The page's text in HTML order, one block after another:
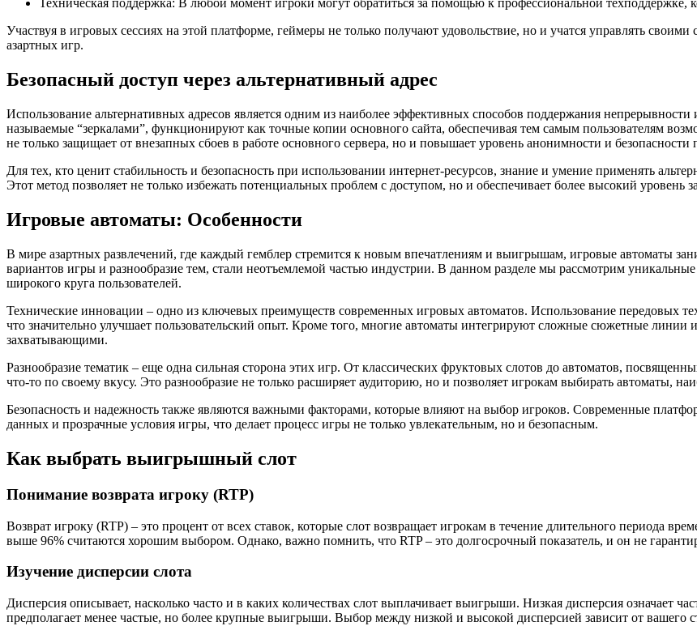
Техническая поддержка: В любой момент игроки могут обратиться за помощью к профессиональной
Участвуя в игровых сессиях на этой платформе, геймеры не только получают удовольствие, но и учатся управлять
азартных игр.
Безопасный доступ через альтернативный адрес
Использование альтернативных адресов является одним из наиболее эффективных способов поддержания
называемые “зеркалами”, функционируют как точные копии основного сайта, обеспечивая тем самым пользователям
не только защищает от внезапных сбоев в работе основного сервера, но и повышает уровень анонимности и безопасности
Для тех, кто ценит стабильность и безопасность при использовании интернет-ресурсов, знание и умение применять
Этот метод позволяет не только избежать потенциальных проблем с доступом, но и обеспечивает более высокий
Игровые автоматы: Особенности
В мире азартных развлечений, где каждый гемблер стремится к новым впечатлениям и выигрышам, игровые автоматы
вариантов игры и разнообразие тем, стали неотъемлемой частью индустрии. В данном разделе мы рассмотрим
широкого круга пользователей.
Технические инновации – одно из ключевых преимуществ современных игровых автоматов. Использование передовых
что значительно улучшает пользовательский опыт. Кроме того, многие автоматы интегрируют сложные сюжетные
захватывающими.
Разнообразие тематик – еще одна сильная сторона этих игр. От классических фруктовых слотов до автоматов,
что-то по своему вкусу. Это разнообразие не только расширяет аудиторию, но и позволяет игрокам выбирать автоматы,
Безопасность и надежность также являются важными факторами, которые влияют на выбор игроков. Современные
данных и прозрачные условия игры, что делает процесс игры не только увлекательным, но и безопасным.
Как выбрать выигрышный слот
Понимание возврата игроку (RTP)
Возврат игроку (RTP) – это процент от всех ставок, которые слот возвращает игрокам в течение длительного периода
выше 96% считаются хорошим выбором. Однако, важно помнить, что RTP – это долгосрочный показатель, и он не
Изучение дисперсии слота
Дисперсия описывает, насколько часто и в каких количествах слот выплачивает выигрыши. Низкая дисперсия означает
предполагает менее частые, но более крупные выигрыши. Выбор между низкой и высокой дисперсией зависит от вашего